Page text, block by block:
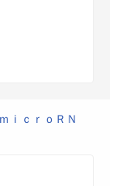
ｉｃｒｏＲＮ